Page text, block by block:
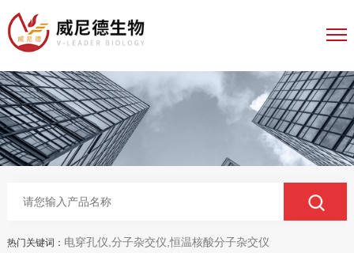
热门关键词： 电穿孔仪,分子杂交仪,恒温核酸分子杂交仪